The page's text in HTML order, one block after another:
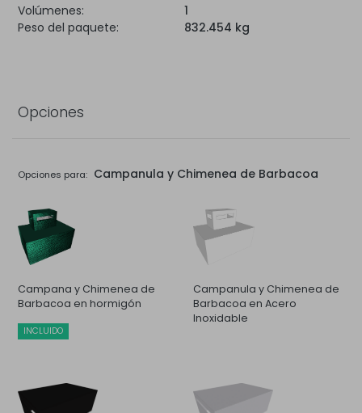
Volúmenes:
1
Peso del paquete:
832.454 kg
Opciones
Opciones para: Campanula y Chimenea de Barbacoa
Campana y Chimenea de
Barbacoa en hormigón
INCLUIDO
Campanula y Chimenea de
Barbacoa en Acero
Inoxidable